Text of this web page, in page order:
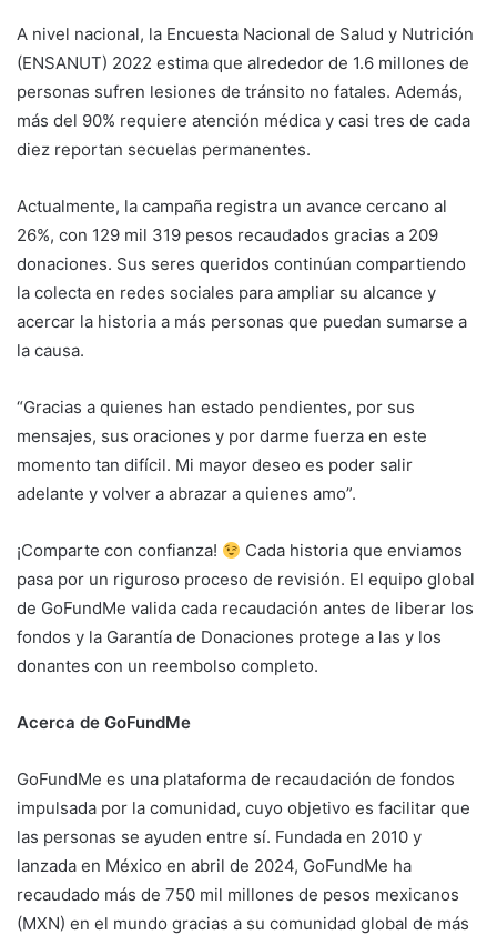
A nivel nacional, la Encuesta Nacional de Salud y Nutrición
(ENSANUT) 2022 estima que alrededor de 1.6 millones de
personas sufren lesiones de tránsito no fatales. Además,
más del 90% requiere atención médica y casi tres de cada
diez reportan secuelas permanentes.
Actualmente, la campaña registra un avance cercano al
26%, con 129 mil 319 pesos recaudados gracias a 209
donaciones. Sus seres queridos continúan compartiendo
la colecta en redes sociales para ampliar su alcance y
acercar la historia a más personas que puedan sumarse a
la causa.
“Gracias a quienes han estado pendientes, por sus
mensajes, sus oraciones y por darme fuerza en este
momento tan difícil. Mi mayor deseo es poder salir
adelante y volver a abrazar a quienes amo”.
¡Comparte con confianza!
Cada historia que enviamos
pasa por un riguroso proceso de revisión. El equipo global
de GoFundMe valida cada recaudación antes de liberar los
fondos y la Garantía de Donaciones protege a las y los
donantes con un reembolso completo.
Acerca de GoFundMe
GoFundMe es una plataforma de recaudación de fondos
impulsada por la comunidad, cuyo objetivo es facilitar que
las personas se ayuden entre sí. Fundada en 2010 y
lanzada en México en abril de 2024, GoFundMe ha
recaudado más de 750 mil millones de pesos mexicanos
(MXN) en el mundo gracias a su comunidad global de más